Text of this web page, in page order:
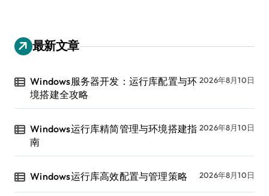
最新文章
Windows服务器开发：运行库配置与环
境搭建全攻略
2026年8月10日
Windows运行库精简管理与环境搭建指
南
2026年8月10日
Windows运行库高效配置与管理策略 2026年8月10日